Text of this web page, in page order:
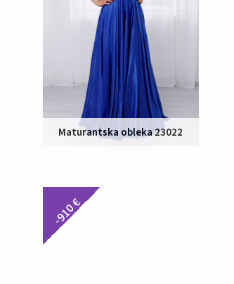
Maturantska obleka 23022
-910 €